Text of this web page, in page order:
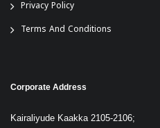
Privacy Policy
Terms And Conditions
Corporate Address
Kairaliyude Kaakka 2105-2106;